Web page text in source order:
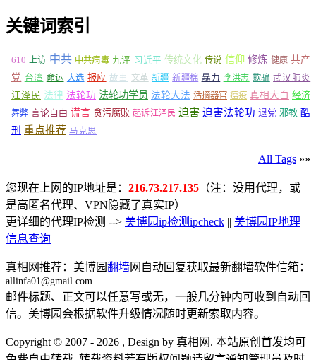
关键词索引
610 上访 中共 中共病毒 九评 习近平 传统文化 传说 信仰 修炼 健康 共产
党 台湾 命运 大选 报应 故事 文革 新疆 新疆棉 暴力 李洪志 欺骗 武汉肺炎
江泽民 法律 法轮功 法轮功学员 法轮大法 活摘器官 瘟疫 真相大白 经济
舞弊 言论自由 谎言 贪污腐败 起诉江泽民 迫害 迫害法轮功 退党 邪教 酷
刑 重点推荐 马克思
All Tags »»
您现在上网的IP地址是： 216.73.217.135 （注：没用代理，或
是高匿名代理、VPN隐藏了真实IP）
更详细的代理IP检测 --> 美博园ip检测ipcheck || 美博园IP地理
信息查询
真相网推荐：美博园翻墙网自动回复获取最新翻墙软件信箱：
allinfa01@gmail.com
邮件标题、正文可以任意写或无，一般几分钟内可收到自动回
信。美博园会根据软件升级情况随时更新索取内容。
Copyright © 2007 - 2026 , Design by 真相网. 本站原创首发均可